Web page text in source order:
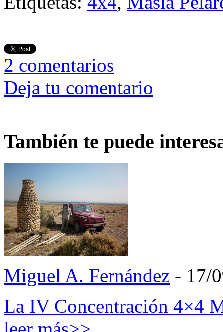
2 comentarios
Deja tu comentario
También te puede
Miguel A. Fernández - 17/
La IV Concentración 4×4